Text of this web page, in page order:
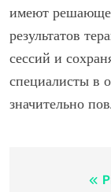
имеют
результатов
сессий и
специалисты в
значительно